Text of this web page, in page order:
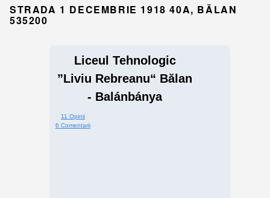
STRADA 1 DECEMBRIE 1918 40A, BĂLAN
535200
Liceul Tehnologic
”Liviu Rebreanu“ Bălan
- Balánbánya
11 Opinii
6 Comentarii